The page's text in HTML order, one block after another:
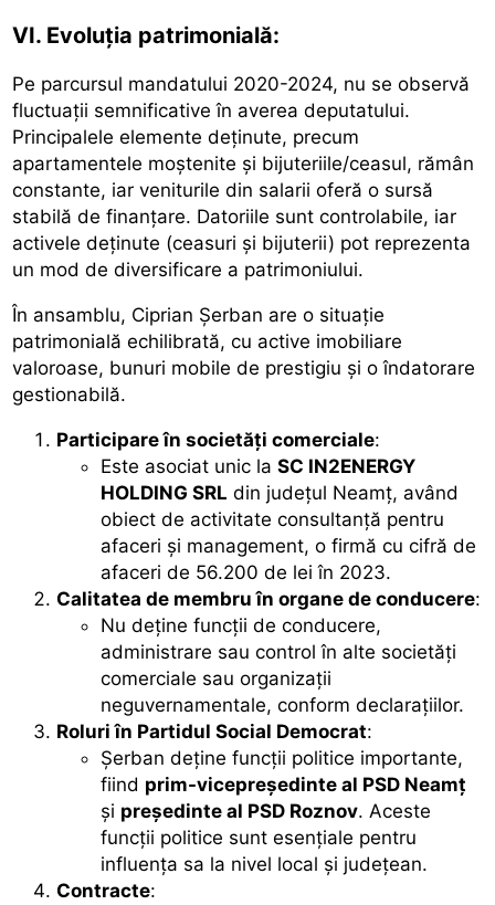
VI. Evoluția patrimonială:
Pe parcursul mandatului 2020-2024, nu se observă
fluctuații semnificative în averea deputatului.
Principalele elemente deținute, precum
apartamentele moștenite și bijuteriile/ceasul, rămân
constante, iar veniturile din salarii oferă o sursă
stabilă de finanțare. Datoriile sunt controlabile, iar
activele deținute (ceasuri și bijuterii) pot reprezenta
un mod de diversificare a patrimoniului.
În ansamblu, Ciprian Șerban are o situație
patrimonială echilibrată, cu active imobiliare
valoroase, bunuri mobile de prestigiu și o îndatorare
gestionabilă.
Participare în societăți comerciale:
Este asociat unic laSC IN2ENERGY
HOLDING SRL din județul Neamț, având
obiect de activitate consultanță pentru
afaceri și management, o firmă cu cifră de
afaceri de 56.200 de lei în 2023.
Calitatea de membru în organe de conducere:
Nu deține funcții de conducere,
administrare sau control în alte societăți
comerciale sau organizații
neguvernamentale, conform declarațiilor.
Roluri în Partidul Social Democrat:
Șerban deține funcții politice importante,
fiind prim-vicepreședinte al PSD Neamț
și președinte al PSD Roznov. Aceste
funcții politice sunt esențiale pentru
influența sa la nivel local și județean.
Contracte: